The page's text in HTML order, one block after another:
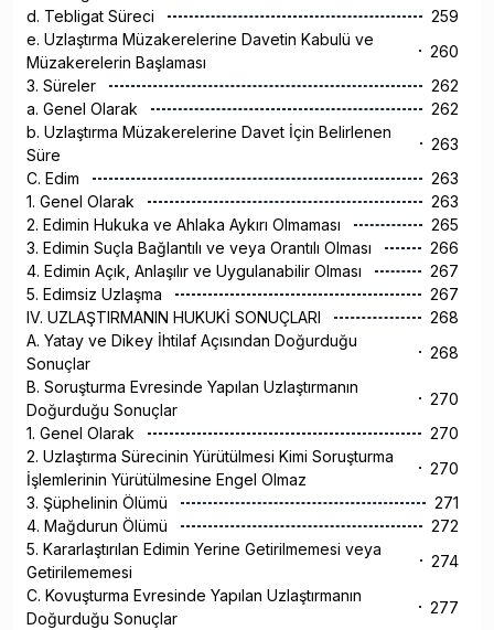
d. Tebligat Süreci
259
e. Uzlaştırma Müzakerelerine Davetin Kabulü ve
Müzakerelerin Başlaması
260
3. Süreler
262
a. Genel Olarak
262
b. Uzlaştırma Müzakerelerine Davet İçin Belirlenen
Süre
263
C. Edim
263
1. Genel Olarak
263
2. Edimin Hukuka ve Ahlaka Aykırı Olmaması
265
3. Edimin Suçla Bağlantılı ve veya Orantılı Olması
266
4. Edimin Açık, Anlaşılır ve Uygulanabilir Olması
267
5. Edimsiz Uzlaşma
267
IV. UZLAŞTIRMANIN HUKUKİ SONUÇLARI
268
A. Yatay ve Dikey İhtilaf Açısından Doğurduğu
Sonuçlar
268
B. Soruşturma Evresinde Yapılan Uzlaştırmanın
Doğurduğu Sonuçlar
270
1. Genel Olarak
270
2. Uzlaştırma Sürecinin Yürütülmesi Kimi Soruşturma
İşlemlerinin Yürütülmesine Engel Olmaz
270
3. Şüphelinin Ölümü
271
4. Mağdurun Ölümü
272
5. Kararlaştırılan Edimin Yerine Getirilmemesi veya
Getirilememesi
274
C. Kovuşturma Evresinde Yapılan Uzlaştırmanın
Doğurduğu Sonuçlar
277